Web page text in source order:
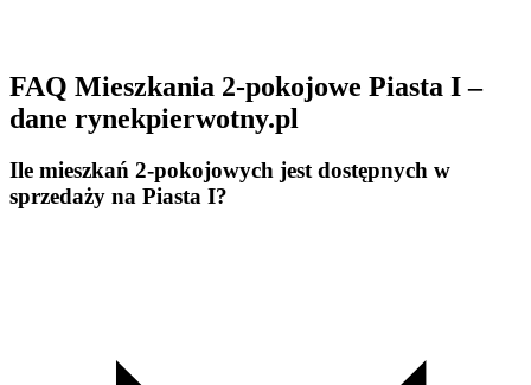
FAQ Mieszkania 2-pokojowe Piasta I –
dane rynekpierwotny.pl
Ile mieszkań 2-pokojowych jest dostępnych w
sprzedaży na Piasta I?